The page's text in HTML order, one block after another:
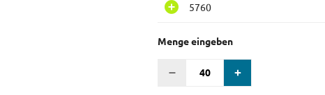
5760
Menge eingeben